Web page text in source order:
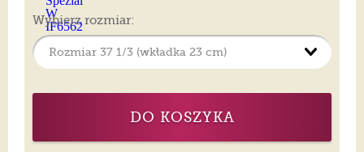
Wybierz rozmiar:
DO KOSZYKA